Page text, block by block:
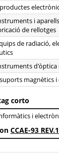
i
de rellotges
de radiació,
magnètics
corto
i
CCAE-93